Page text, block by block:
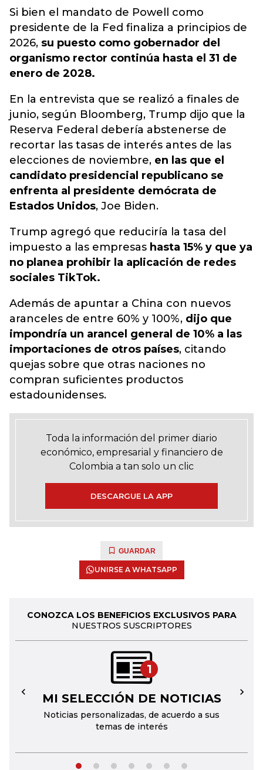
Si bien el mandato de Powell como
presidente de la Fed finaliza a principios de
2026, su puesto como gobernador del
organismo rector continúa hasta el 31 de
enero de 2028.
En la entrevista que se realizó a finales de
junio, según Bloomberg, Trump dijo que la
Reserva Federal debería abstenerse de
recortar las tasas de interés antes de las
elecciones de noviembre, en las que el
candidato presidencial republicano se
enfrenta al presidente demócrata de
Estados Unidos, Joe Biden.
Trump agregó que reduciría la tasa del
impuesto a las empresas hasta 15% y que ya
no planea prohibir la aplicación de redes
sociales TikTok.
Además de apuntar a China con nuevos
aranceles de entre 60% y 100%, dijo que
impondría un arancel general de 10% a las
importaciones de otros países, citando
quejas sobre que otras naciones no
compran suficientes productos
estadounidenses.
Toda la información del primer diario
económico, empresarial y financiero de
Colombia a tan solo un clic
DESCARGUE LA APP
GUARDAR
UNIRSE A WHATSAPP
CONOZCA LOS BENEFICIOS EXCLUSIVOS PARA
NUESTROS SUSCRIPTORES
1
MI SELECCIÓN DE NOTICIAS
Noticias personalizadas, de acuerdo a sus
temas de interés
← →